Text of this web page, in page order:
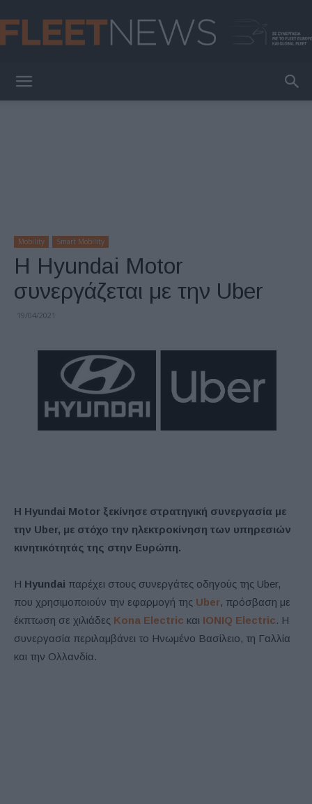
Mobility Smart Mobility
Η Hyundai Motor
συνεργάζεται με την Uber
19/04/2021
Η Hyundai Motor ξεκίνησε στρατηγική συνεργασία με
την Uber, με στόχο την ηλεκτροκίνηση των υπηρεσιών
κινητικότητάς της στην Ευρώπη.
Η Hyundai παρέχει στους συνεργάτες οδηγούς της Uber,
που χρησιμοποιούν την εφαρμογή της Uber, πρόσβαση με
έκπτωση σε χιλιάδες Kona Electric και IONIQ Electric. Η
συνεργασία περιλαμβάνει το Ηνωμένο Βασίλειο, τη Γαλλία
και την Ολλανδία.